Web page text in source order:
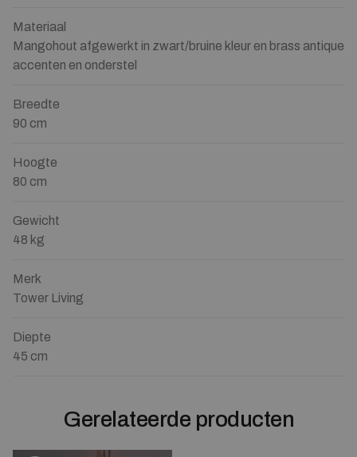
Materiaal
Mangohout afgewerkt in zwart/bruine kleur en brass antique
accenten en onderstel
Breedte
90 cm
Hoogte
80 cm
Gewicht
48 kg
Merk
Tower Living
Diepte
45 cm
Gerelateerde producten